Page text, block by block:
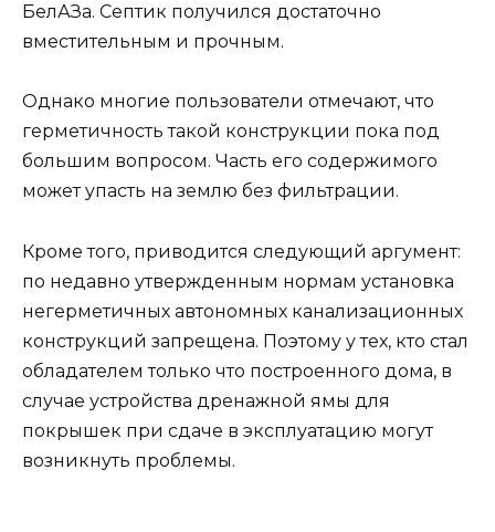
БелАЗа. Септик получился достаточно
вместительным и прочным.
Однако многие пользователи отмечают, что
герметичность такой конструкции пока под
большим вопросом. Часть его содержимого
может упасть на землю без фильтрации.
Кроме того, приводится следующий аргумент:
по недавно утвержденным нормам установка
негерметичных автономных канализационных
конструкций запрещена. Поэтому у тех, кто стал
обладателем только что построенного дома, в
случае устройства дренажной ямы для
покрышек при сдаче в эксплуатацию могут
возникнуть проблемы.